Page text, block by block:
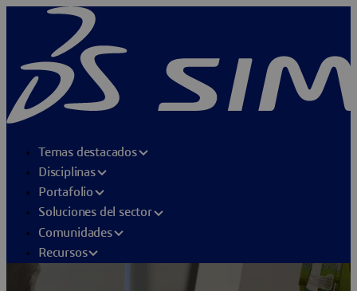
Temas destacados
Disciplinas
Portafolio
Soluciones del sector
Comunidades
Recursos